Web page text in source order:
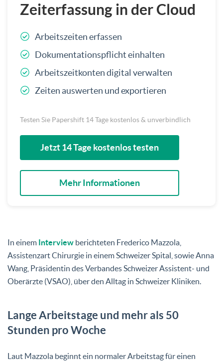
Zeiterfassung in der Cloud
Arbeitszeiten erfassen
Dokumentationspflicht einhalten
Arbeitszeitkonten digital verwalten
Zeiten auswerten und exportieren
Testen Sie Papershift 14 Tage kostenlos & unverbindlich
Jetzt 14 Tage kostenlos testen
Mehr Informationen
In einem Interview berichteten Frederico Mazzola,
Assistenzart Chirurgie in einem Schweizer Spital, sowie Anna
Wang, Präsidentin des Verbandes Schweizer Assistent- und
Oberärzte (VSAO), über den Alltag in Schweizer Kliniken.
Lange Arbeitstage und mehr als 50
Stunden pro Woche
Laut Mazzola beginnt ein normaler Arbeitstag für einen